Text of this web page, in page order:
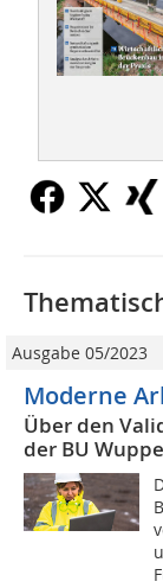
Ausgabe 05/2023
Moderne
Über den
der BU